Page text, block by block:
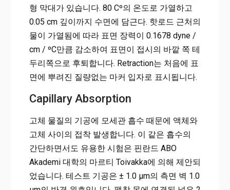
형 막대가 있습니다. 80 Cº의 온도로 가열하고
0.05 cm 깊이까지 수면에 담근다. 핫로드 근처의
물이 가열됨에 따라 표면 장력이 0.1678 dyne /
cm / ºC만큼 감소하여 표면이 접시의 바깥 쪽 테
두리쪽으로 후퇴합니다. Retraction는 처음에 표
면에 뿌려진 질량없는 마커 입자로 표시됩니다.
Capillary Absorption
고체 물질의 기공에 모세관 흡수 때문에 액체와
고체 사이의 접착 발생합니다. 이 같은 흡수의
간단하면서도 유용한 시험은 핀란드 ABO
Akademi 대학의 마르티 Toivakka에 의해 제안되
었습니다. 테스트 기공은 ± 1.0 μm의 측면 벽 1.0